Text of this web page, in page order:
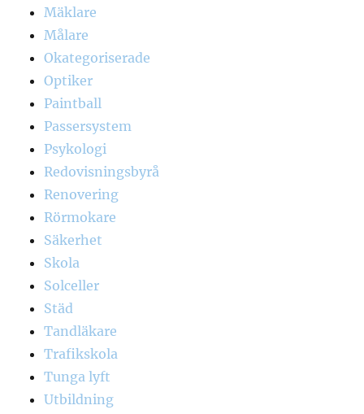
Mäklare
Målare
Okategoriserade
Optiker
Paintball
Passersystem
Psykologi
Redovisningsbyrå
Renovering
Rörmokare
Säkerhet
Skola
Solceller
Städ
Tandläkare
Trafikskola
Tunga lyft
Utbildning